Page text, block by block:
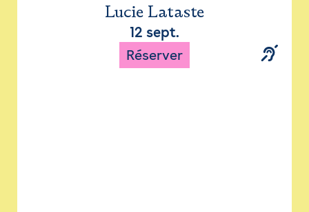
Lucie Lataste
12 sept.
Réserver